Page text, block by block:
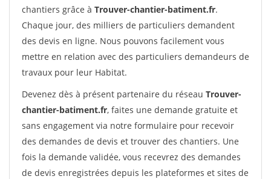
chantiers grâce à Trouver-chantier-batiment.fr.
Chaque jour, des milliers de particuliers demandent
des devis en ligne. Nous pouvons facilement vous
mettre en relation avec des particuliers demandeurs de
travaux pour leur Habitat.
Devenez dès à présent partenaire du réseau Trouver-
chantier-batiment.fr, faites une demande gratuite et
sans engagement via notre formulaire pour recevoir
des demandes de devis et trouver des chantiers. Une
fois la demande validée, vous recevrez des demandes
de devis enregistrées depuis les plateformes et sites de